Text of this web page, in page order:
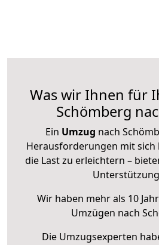
Was wir Ihnen für
Schömberg
Ein Umzug nach
Herausforderungen mit sich
die Last zu erleichtern –
Wir haben mehr als 10
Umzügen nach
Die Umzugsexperten